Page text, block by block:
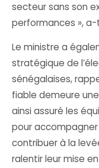
secteur sans son
performances »,
Le ministre a
stratégique de
sénégalaises,
fiable demeure
ainsi assuré les
pour
contribuer à la
ralentir leur mise